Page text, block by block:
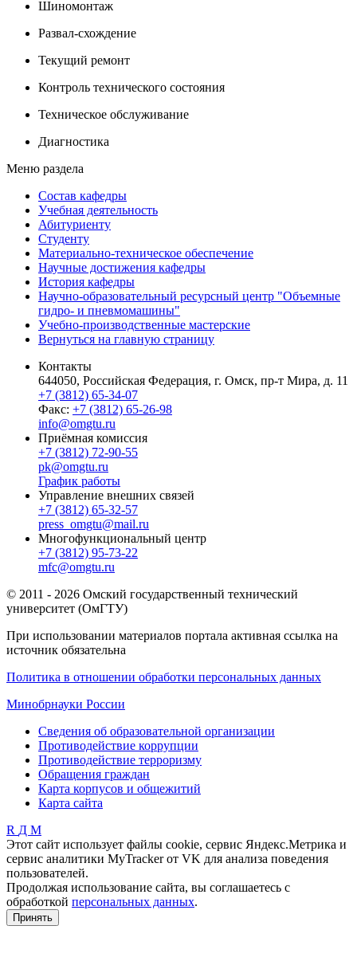
Шиномонтаж
Развал-схождение
Текущий ремонт
Контроль технического состояния
Техническое обслуживание
Диагностика
Меню раздела
Состав кафедры
Учебная деятельность
Абитуриенту
Студенту
Материально-техническое обеспечение
Научные достижения кафедры
История кафедры
Научно-образовательный ресурсный центр "Объемные
гидро- и пневмомашины"
Учебно-производственные мастерские
Вернуться на главную страницу
Контакты
644050, Российская Федерация, г. Омск, пр-т Мира, д. 11
+7 (3812) 65-34-07
Факс: +7 (3812) 65-26-98
info@omgtu.ru
Приёмная комиссия
+7 (3812) 72-90-55
pk@omgtu.ru
График работы
Управление внешних связей
+7 (3812) 65-32-57
press_omgtu@mail.ru
Многофункциональный центр
+7 (3812) 95-73-22
mfc@omgtu.ru
© 2011 - 2026 Омский государственный технический
университет (ОмГТУ)
При использовании материалов портала активная ссылка на
источник обязательна
Политика в отношении обработки персональных данных
Минобрнауки России
Сведения об образовательной организации
Противодействие коррупции
Противодействие терроризму
Обращения граждан
Карта корпусов и общежитий
Карта сайта
R Д М
Этот сайт использует файлы cookie, сервис Яндекс.Метрика и
сервис аналитики MyTracker от VK для анализа поведения
пользователей.
Продолжая использование сайта, вы соглашаетесь с
обработкой персональных данных.
Принять